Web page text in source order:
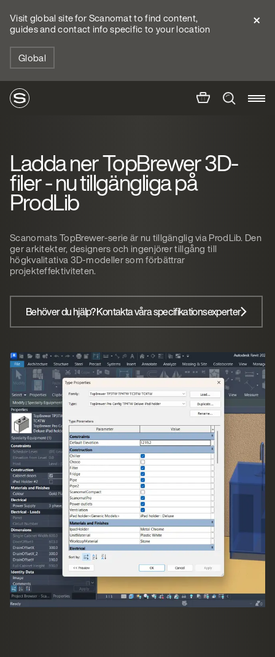
Visit global site for Scanomat to find content,
guides and contact info specific to your location
Global
Ladda ner TopBrewer 3D-
filer - nu tillgängliga på
ProdLib
Scanomats TopBrewer-serie är nu tillgänglig via ProdLib. Den
ger arkitekter, designers och ingenjörer tillgång till
högkvalitativa 3D-modeller som förbättrar
projekteffektiviteten.
Behöver du hjälp? Kontakta våra specifikationsexperter